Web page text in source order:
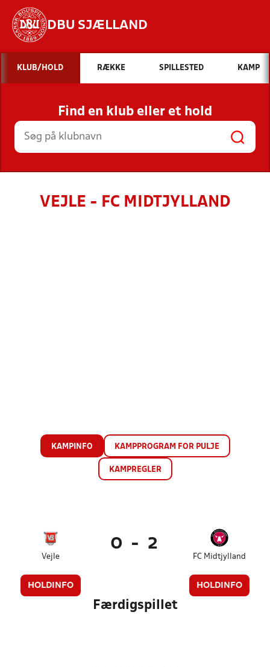
DBU SJÆLLAND
Hvad vil du søge efter?
INDHOLD OG NYHEDER
STILLINGER, RESULTATER, KLUBBER OG
HOLD
KLUB/HOLD RÆKKE SPILLESTED KAMP
Find en klub eller et hold
VEJLE - FC MIDTJYLLAND
KAMPINFO KAMPPROGRAM FOR PULJE
KAMPREGLER
Vejle
HOLDINFO
0 - 2
FC Midtjylland
HOLDINFO
Færdigspillet